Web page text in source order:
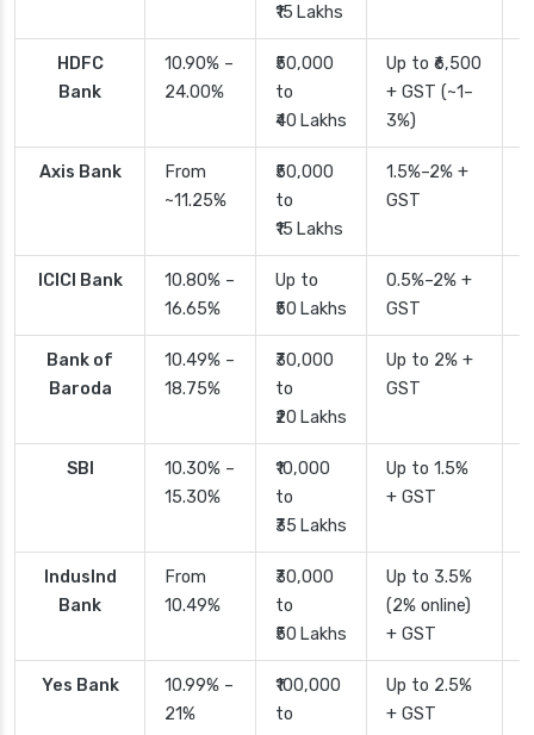
₹15 Lakhs
HDFC
Bank
10.90% –
24.00%
₹50,000
to
₹40 Lakhs
Up to ₹6,500
+ GST (~1–
3%)
Axis Bank
From
~11.25%
₹50,000
to
₹15 Lakhs
1.5%–2% +
GST
ICICI Bank
10.80% –
16.65%
Up to
₹50 Lakhs
0.5%–2% +
GST
Bank of
Baroda
10.49% –
18.75%
₹30,000
to
₹20 Lakhs
Up to 2% +
GST
SBI
10.30% –
15.30%
₹10,000
to
₹35 Lakhs
Up to 1.5%
+ GST
IndusInd
Bank
From
10.49%
₹30,000
to
₹50 Lakhs
Up to 3.5%
(2% online)
+ GST
Yes Bank
10.99% –
21%
₹100,000
to
Up to 2.5%
+ GST